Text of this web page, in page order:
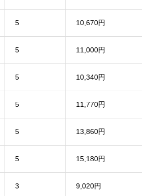
5 10,670円
5 11,000円
5 10,340円
5 11,770円
5 13,860円
5 15,180円
3 9,020円